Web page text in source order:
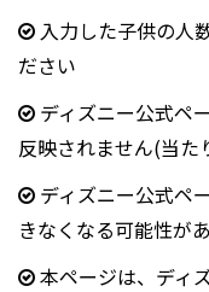
入力した子供の人
ださい
ディズニー公式ペ
反映されません(当た
ディズニー公式ペ
きなくなる可能性があ
本ページは、ディ